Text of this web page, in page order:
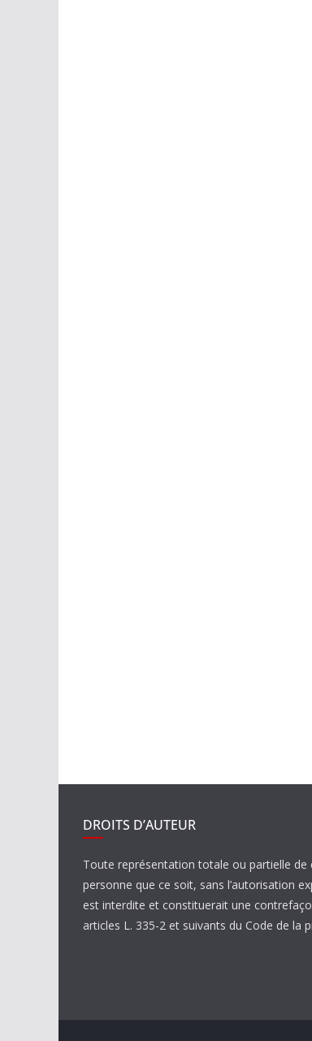
DROITS D’AUTEUR
Toute représentation totale ou partielle de
personne que ce soit, sans l’autorisation
est interdite et constituerait une
articles L. 335-2 et suivants du Code de la